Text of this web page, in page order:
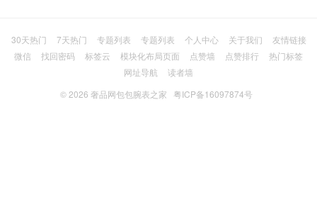
30天热门 7天热门 专题列表 专题列表 个人中心 关于我们
友情链接
微信
找回密码 标签云 模块化布局页面 点赞墙 点赞排行
热门标签
网址导航
读者墙
© 2026 奢品网包包腕表之家 粤ICP备16097874号